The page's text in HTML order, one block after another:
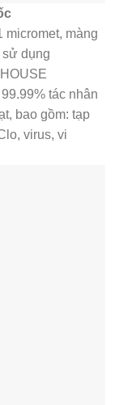
màng
sử dụng
tác nhân
bao gồm: tạp
virus, vi